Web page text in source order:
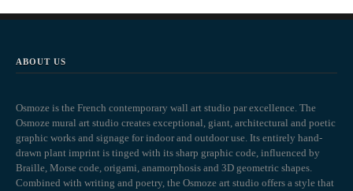
ABOUT US
Osmoze is the French contemporary wall art studio par excellence. The
Osmoze mural art studio creates exceptional, giant, architectural and poetic
graphic works and signage for indoor and outdoor use. Its entirely hand-
drawn plant imprint is tinged with its sharp graphic code, influenced by
Braille, Morse code, origami, anamorphosis and 3D geometric shapes.
Combined with writing and poetry, the Osmoze art studio offers a style that